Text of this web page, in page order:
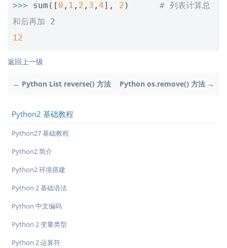
>>>
sum ([ 0 , 1 , 2 , 3 , 4], 2 )
# 列表计算总
和后再加 2
12
返回上一级
← Python List reverse() 方法 Python os.remove() 方法 →
Python2 基础教程
Python27 基础教程
Python2 简介
Python2 环境搭建
Python 2 基础语法
Python 中文编码
Python 2 变量类型
Python 2 运算符